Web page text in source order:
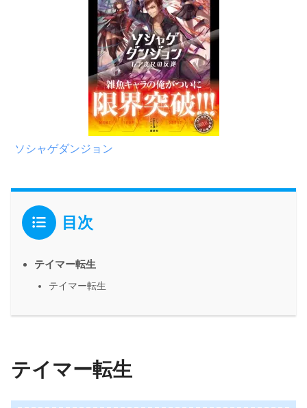
ソシャゲダンジョン
目次
テイマー転生
テイマー転生
テイマー転生